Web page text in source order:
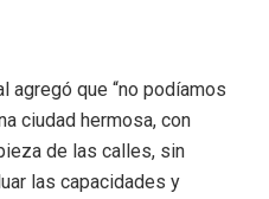
agregó que “no podíamos
ciudad hermosa, con
de las calles, sin
las capacidades y